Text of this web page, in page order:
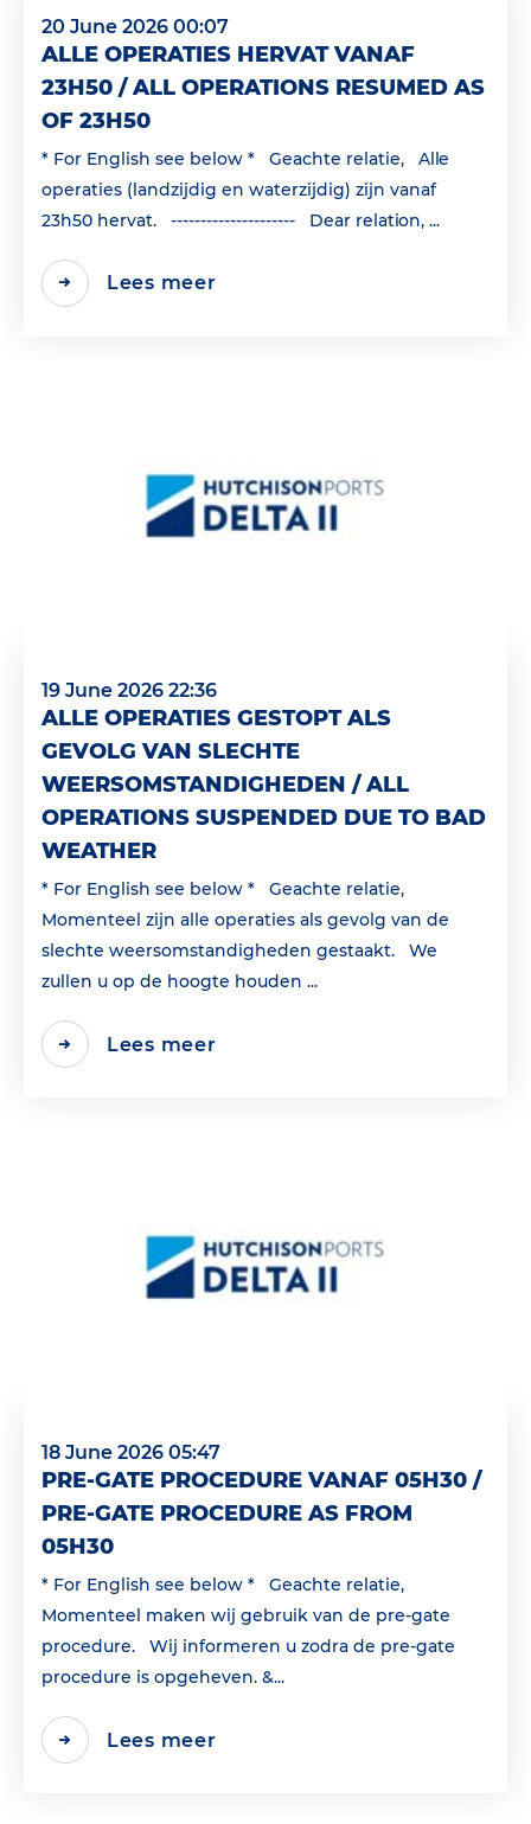
20 June 2026 00:07
ALLE OPERATIES HERVAT VANAF
23H50 / ALL OPERATIONS RESUMED AS
OF 23H50
* For English see below * Geachte relatie, Alle
operaties (landzijdig en waterzijdig) zijn vanaf
23h50 hervat. --------------------- Dear relation, ...
Lees meer
19 June 2026 22:36
ALLE OPERATIES GESTOPT ALS
GEVOLG VAN SLECHTE
WEERSOMSTANDIGHEDEN / ALL
OPERATIONS SUSPENDED DUE TO BAD
WEATHER
* For English see below * Geachte relatie,
Momenteel zijn alle operaties als gevolg van de
slechte weersomstandigheden gestaakt. We
zullen u op de hoogte houden ...
Lees meer
18 June 2026 05:47
PRE-GATE PROCEDURE VANAF 05H30 /
PRE-GATE PROCEDURE AS FROM
05H30
* For English see below * Geachte relatie,
Momenteel maken wij gebruik van de pre-gate
procedure. Wij informeren u zodra de pre-gate
procedure is opgeheven. &...
Lees meer